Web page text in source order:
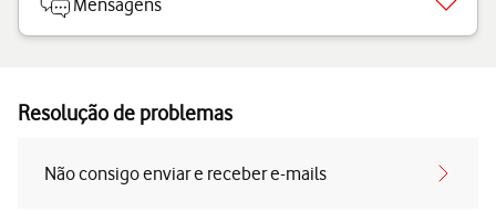
Mensagens
Resolução de problemas
Não consigo enviar e receber e-mails